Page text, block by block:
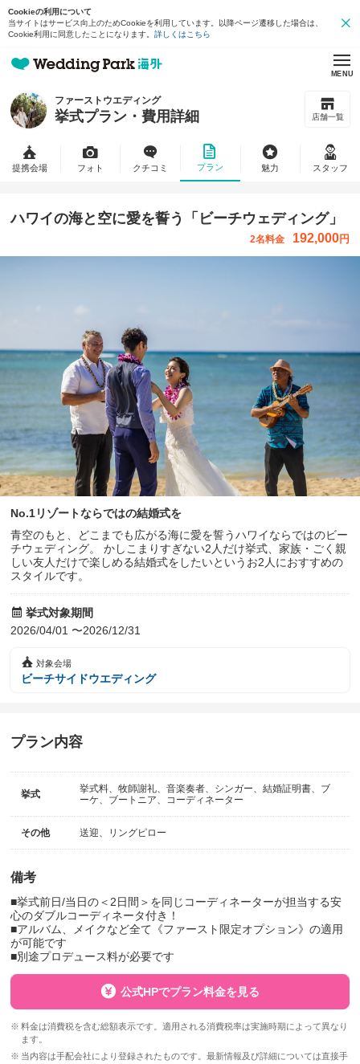
Cookieの利用について
当サイトはサービス向上のためCookieを利用しています。以降ページ遷移した場合は、
Cookie利用に同意したことになります。 詳しくはこちら
MENU
ファーストウエディング
挙式プラン・費用詳細 店舗一覧
提携会場 フォト クチコミ プラン 魅力 スタッフ
ハワイの海と空に愛を誓う「ビーチウェディング」
2名料金 192,000円
No.1リゾートならではの結婚式を
青空のもと、どこまでも広がる海に愛を誓うハワイならではのビー
チウェディング。 かしこまりすぎない2人だけ挙式、家族・ごく親
しい友人だけで楽しめる結婚式をしたいというお2人におすすめの
スタイルです。
挙式対象期間
2026/04/01 〜2026/12/31
対象会場
ビーチサイドウエディング
プラン内容
挙式
挙式料、牧師謝礼、音楽奏者、シンガー、結婚証明書、ブ
ーケ、ブートニア、コーディネーター
その他 送迎、リングピロー
備考
■挙式前日/当日の＜2日間＞を同じコーディネーターが担当する安
心のダブルコーディネータ付き！
■アルバム、メイクなど全て《ファースト限定オプション》の適用
が可能です
■別途プロデュース料が必要です
公式HPでプラン料金を見る
料金は消費税を含む総額表示です。適用される消費税率は実施時期によって異なり
ます。
当内容は手配会社により登録されたものです。最新情報及び詳細については直接手